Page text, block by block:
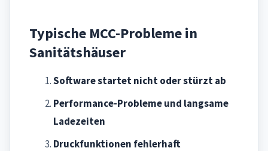
Typische MCC-Probleme in
Sanitätshäuser
Software startet nicht oder stürzt ab
Performance-Probleme und langsame
Ladezeiten
Druckfunktionen fehlerhaft